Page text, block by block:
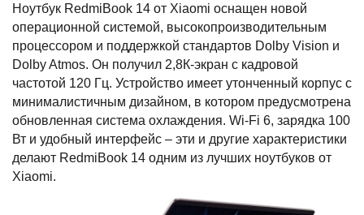
Ноутбук RedmiBook 14 от Xiaomi оснащен новой
операционной системой, высокопроизводительным
процессором и поддержкой стандартов Dolby Vision и
Dolby Atmos. Он получил 2,8К-экран с кадровой
частотой 120 Гц. Устройство имеет утонченный корпус с
минималистичным дизайном, в котором предусмотрена
обновленная система охлаждения. Wi-Fi 6, зарядка 100
Вт и удобный интерфейс – эти и другие характеристики
делают RedmiBook 14 одним из лучших ноутбуков от
Xiaomi.